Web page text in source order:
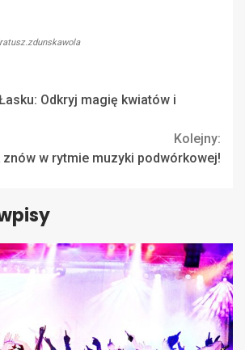
Odkryj magię kwiatów i
Kolejny:
znów w rytmie muzyki podwórkowej!